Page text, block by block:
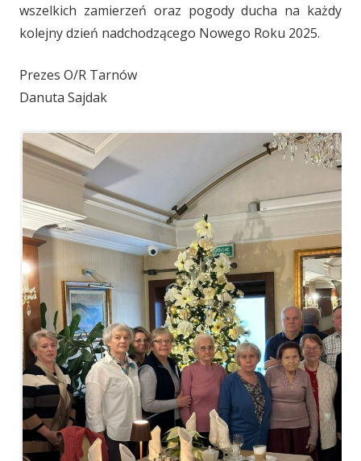
wszelkich zamierzeń oraz pogody ducha na każdy
kolejny dzień nadchodzącego Nowego Roku 2025.
Prezes O/R Tarnów
Danuta Sajdak